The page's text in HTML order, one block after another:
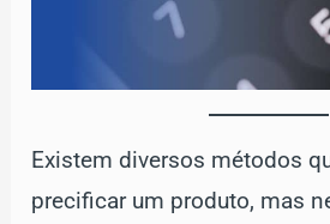
Existem diversos métodos
precificar um produto, mas